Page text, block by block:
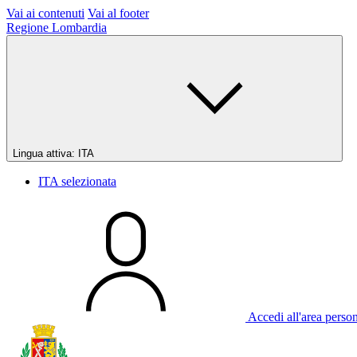
Vai ai contenuti Vai al footer
Regione Lombardia
Lingua attiva: ITA
ITA selezionata
Accedi all'area